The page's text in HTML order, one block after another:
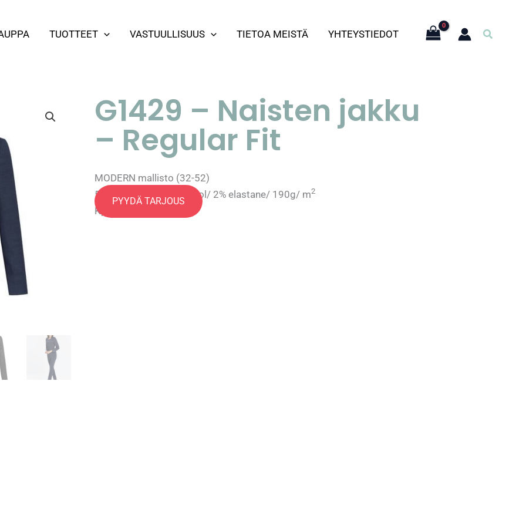
TUOTTEET VASTUULLISUUS TIETOA MEISTÄ YHTEYSTIEDOT Hae
G1429 – Naisten jakku
– Regular Fit
MODERN mallisto (32-52)
52% polyester/ 46% wool/ 2% elastane/ 190g/ m2
Kysy lisää Yhteystiedot
PYYDÄ TARJOUS